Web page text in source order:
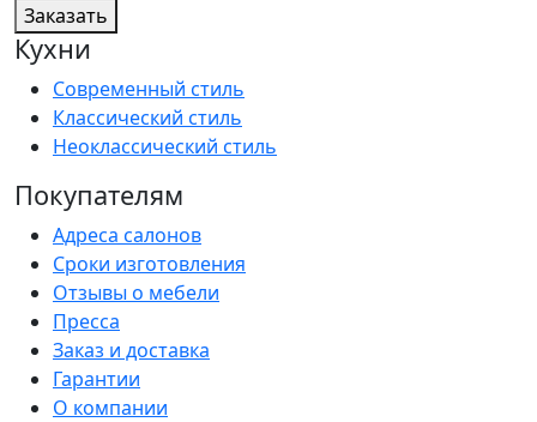
Заказать
Кухни
Современный стиль
Классический стиль
Неоклассический стиль
Покупателям
Адреса салонов
Сроки изготовления
Отзывы о мебели
Пресса
Заказ и доставка
Гарантии
О компании